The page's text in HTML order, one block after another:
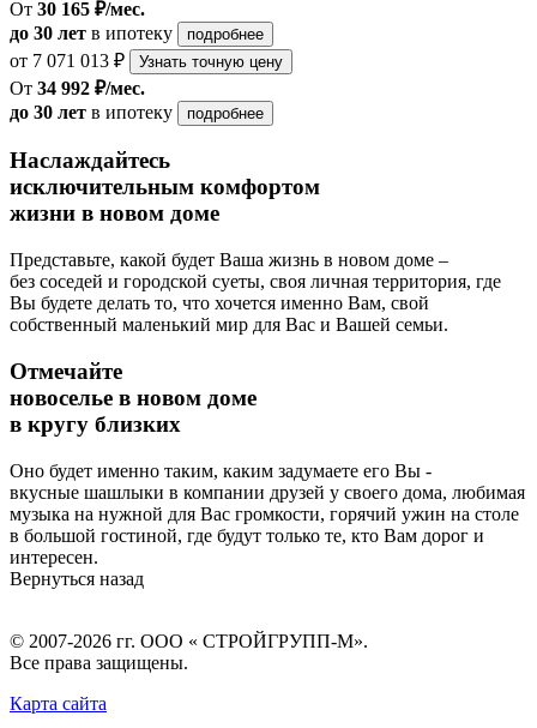
От 30 165 ₽/мес.
до 30 лет в ипотеку подробнее
от 7 071 013 ₽ Узнать точную цену
От 34 992 ₽/мес.
до 30 лет в ипотеку подробнее
Наслаждайтесь
исключительным комфортом
жизни в новом доме
Представьте, какой будет Ваша жизнь в новом доме –
без соседей и городской суеты, своя личная территория, где
Вы будете делать то, что хочется именно Вам, свой
собственный маленький мир для Вас и Вашей семьи.
Отмечайте
новоселье в новом доме
в кругу близких
Оно будет именно таким, каким задумаете его Вы -
вкусные шашлыки в компании друзей у своего дома, любимая
музыка на нужной для Вас громкости, горячий ужин на столе
в большой гостиной, где будут только те, кто Вам дорог и
интересен.
Вернуться назад
© 2007-2026 гг. ООО « СТРОЙГРУПП-М».
Все права защищены.
Карта сайта